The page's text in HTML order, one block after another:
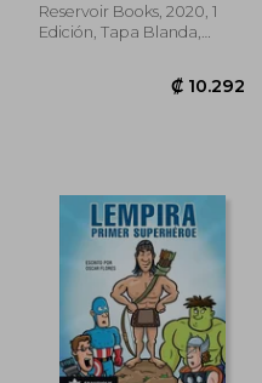
Reservoir Books, 2020, 1
Edición, Tapa Blanda,
₡ 10.292